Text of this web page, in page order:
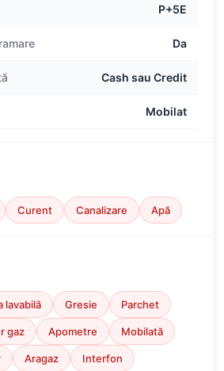
P+5E
Da
Cash sau Credit
Mobilat
Curent Canalizare Apă
lavabilă Gresie Parchet
gaz Apometre Mobilată
Aragaz Interfon